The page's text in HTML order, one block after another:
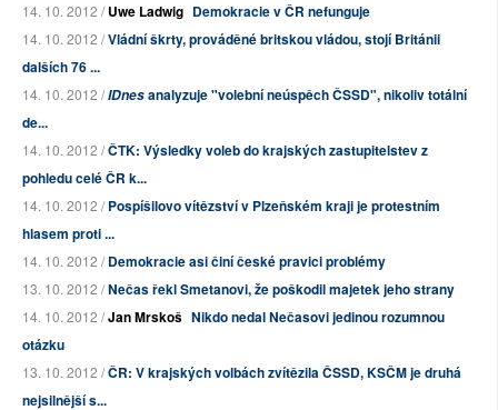
14. 10. 2012 /Uwe Ladwig Demokracie v ČR nefunguje
14. 10. 2012 /Vládní škrty, prováděné britskou vládou, stojí Británii
dalších 76 ...
14. 10. 2012 /IDnesanalyzuje "volební neúspěch ČSSD", nikoliv totální
de...
14. 10. 2012 /ČTK: Výsledky voleb do krajských zastupitelstev z
pohledu celé ČR k...
14. 10. 2012 /Pospíšilovo vítězství v Plzeňském kraji je protestním
hlasem proti ...
14. 10. 2012 /Demokracie asi činí české pravici problémy
13. 10. 2012 /Nečas řekl Smetanovi, že poškodil majetek jeho strany
14. 10. 2012 /Jan Mrskoš Nikdo nedal Nečasovi jedinou rozumnou
otázku
13. 10. 2012 /ČR: V krajských volbách zvítězila ČSSD, KSČM je druhá
nejsilnější s...